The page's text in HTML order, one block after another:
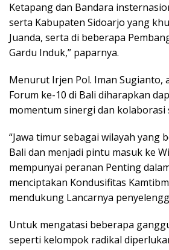
Ketapang dan Bandara
serta Kabupaten Sidoarjo yang
Juanda, serta di beberapa
Gardu Induk,” paparnya.
Menurut Irjen Pol. Iman Sugianto,
Forum ke-10 di Bali diharapkan
momentum sinergi dan kolaborasi
“Jawa timur sebagai wilayah yang
Bali dan menjadi pintu masuk ke
mempunyai peranan Penting
menciptakan Kondusifitas
mendukung Lancarnya
Untuk mengatasi beberapa
seperti kelompok radikal